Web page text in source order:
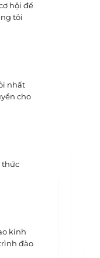
hội để
tôi
nhất
cho
thức
kinh
đào